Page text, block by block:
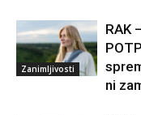
Zanimljivosti
RAK
ni